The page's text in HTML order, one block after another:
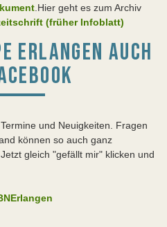
.Hier geht es zum Archiv
(früher Infoblatt)
ERLANGEN AUCH
und Neuigkeiten. Fragen
können so auch ganz
gleich "gefällt mir" klicken und